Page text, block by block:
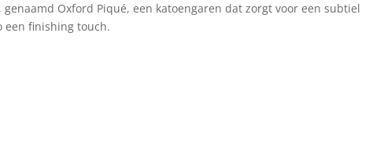
Oxford Piqué, een katoengaren dat zorgt voor een subtiel
een finishing touch.